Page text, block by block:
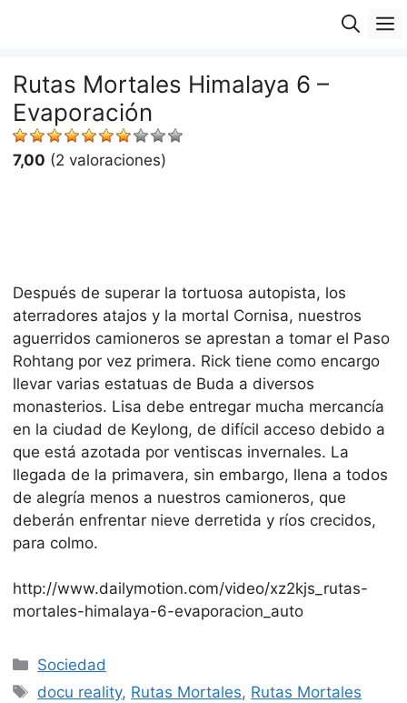
Rutas Mortales Himalaya 6 –
Evaporación
7,00 (2 valoraciones)
Después de superar la tortuosa autopista, los
aterradores atajos y la mortal Cornisa, nuestros
aguerridos camioneros se aprestan a tomar el Paso
Rohtang por vez primera. Rick tiene como encargo
llevar varias estatuas de Buda a diversos
monasterios. Lisa debe entregar mucha mercancía
en la ciudad de Keylong, de difícil acceso debido a
que está azotada por ventiscas invernales. La
llegada de la primavera, sin embargo, llena a todos
de alegría menos a nuestros camioneros, que
deberán enfrentar nieve derretida y ríos crecidos,
para colmo.
http://www.dailymotion.com/video/xz2kjs_rutas-
mortales-himalaya-6-evaporacion_auto
Categorías
Sociedad
Etiquetas
docu reality, Rutas Mortales, Rutas Mortales